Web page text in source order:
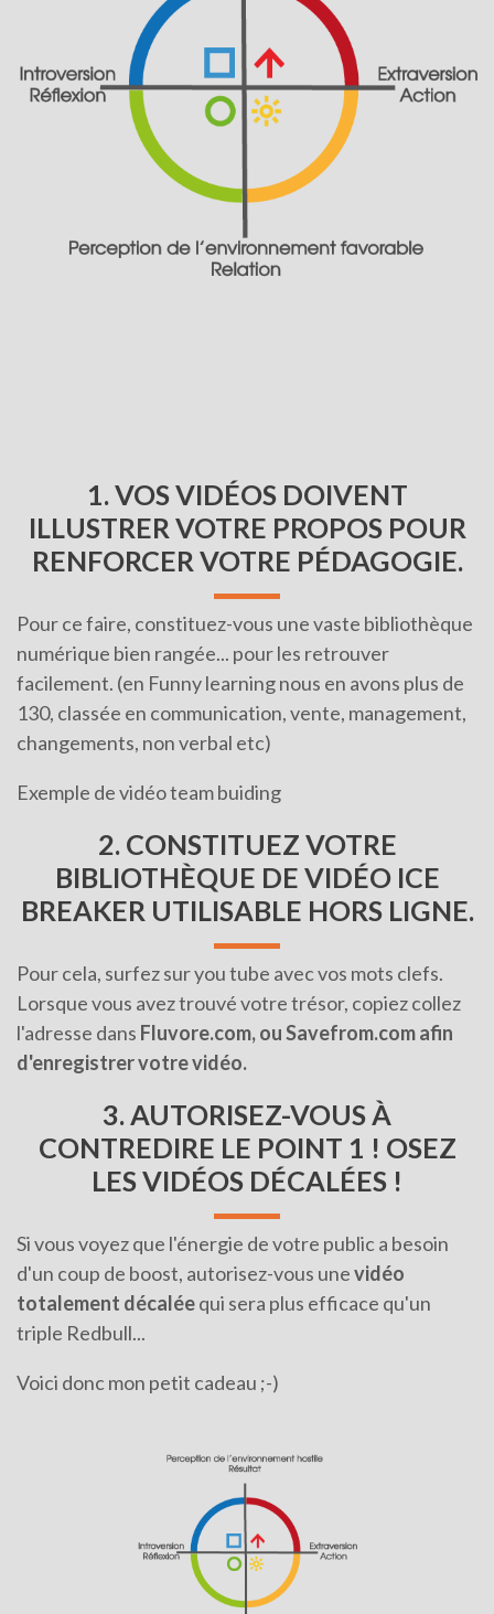
1. VOS VIDÉOS DOIVENT
ILLUSTRER VOTRE PROPOS POUR
RENFORCER VOTRE PÉDAGOGIE.
Pour ce faire, constituez-vous une vaste bibliothèque
numérique bien rangée... pour les retrouver
facilement. (en Funny learning nous en avons plus de
130, classée en communication, vente, management,
changements, non verbal etc)
Exemple de vidéo team buiding
2. CONSTITUEZ VOTRE
BIBLIOTHÈQUE DE VIDÉO ICE
BREAKER UTILISABLE HORS LIGNE.
Pour cela, surfez sur you tube avec vos mots clefs.
Lorsque vous avez trouvé votre trésor, copiez collez
l'adresse dans Fluvore.com, ou Savefrom.com afin
d'enregistrer votre vidéo.
3. AUTORISEZ-VOUS À
CONTREDIRE LE POINT 1 ! OSEZ
LES VIDÉOS DÉCALÉES !
Si vous voyez que l'énergie de votre public a besoin
d'un coup de boost, autorisez-vous unevidéo
totalement décaléequi sera plus efficace qu'un
triple Redbull...
Voici donc mon petit cadeau ;-)